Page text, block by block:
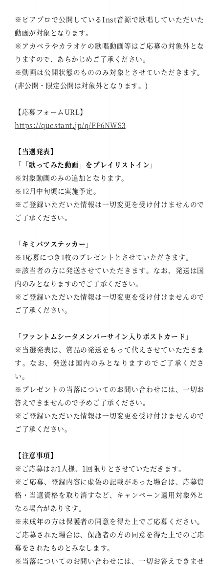
※ピアプロで公開しているInst音源で歌唱していただいた
動画が対象となります。
※アカペラやカラオケの歌唱動画等はご応募の対象外とな
りますので、あらかじめご了承ください。
※動画は公開状態のもののみ対象とさせていただきます。
(非公開・限定公開は対象外となります。)
【応募フォームURL】
https://questant.jp/q/FP6NWS3
【当選発表】
「「歌ってみた動画」をプレイリストイン」
※対象動画のみの追加となります。
※12月中旬頃に実施予定。
※ご登録いただいた情報は一切変更を受け付けませんので
ご了承ください。
「キミバツステッカー」
※1応募につき1枚のプレゼントとさせていただきます。
※該当者の方に発送させていただきます。なお、発送は国
内のみとなりますのでご了承ください。
※ご登録いただいた情報は一切変更を受け付けませんので
ご了承ください。
「ファントムシータメンバーサイン入りポストカード」
※当選発表は、賞品の発送をもって代えさせていただきま
す。なお、発送は国内のみとなりますのでご了承くださ
い。
※プレゼントの当落についてのお問い合わせには、一切お
答えできませんので予めご了承ください。
※ご登録いただいた情報は一切変更を受け付けませんので
ご了承ください。
【注意事項】
※ご応募はお1人様、1回限りとさせていただきます。
※ご応募、登録内容に虚偽の記載があった場合は、応募資
格・当選資格を取り消すなど、キャンペーン適用対象外と
なる場合があります。
※未成年の方は保護者の同意を得た上でご応募ください。
ご応募された場合は、保護者の方の同意を得た上でのご応
募をされたものとみなします。
※当落についてのお問い合わせには、一切お答えできませ